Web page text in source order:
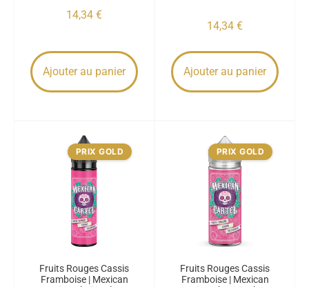
14,34 €
Ajouter au panier
14,34 €
Ajouter au panier
PRIX GOLD
Fruits Rouges Cassis
Framboise | Mexican
PRIX GOLD
Fruits Rouges Cassis
Framboise | Mexican